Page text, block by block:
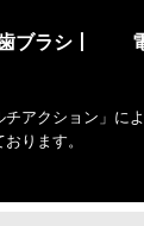
ブラシ丨
アクション」に
ります。